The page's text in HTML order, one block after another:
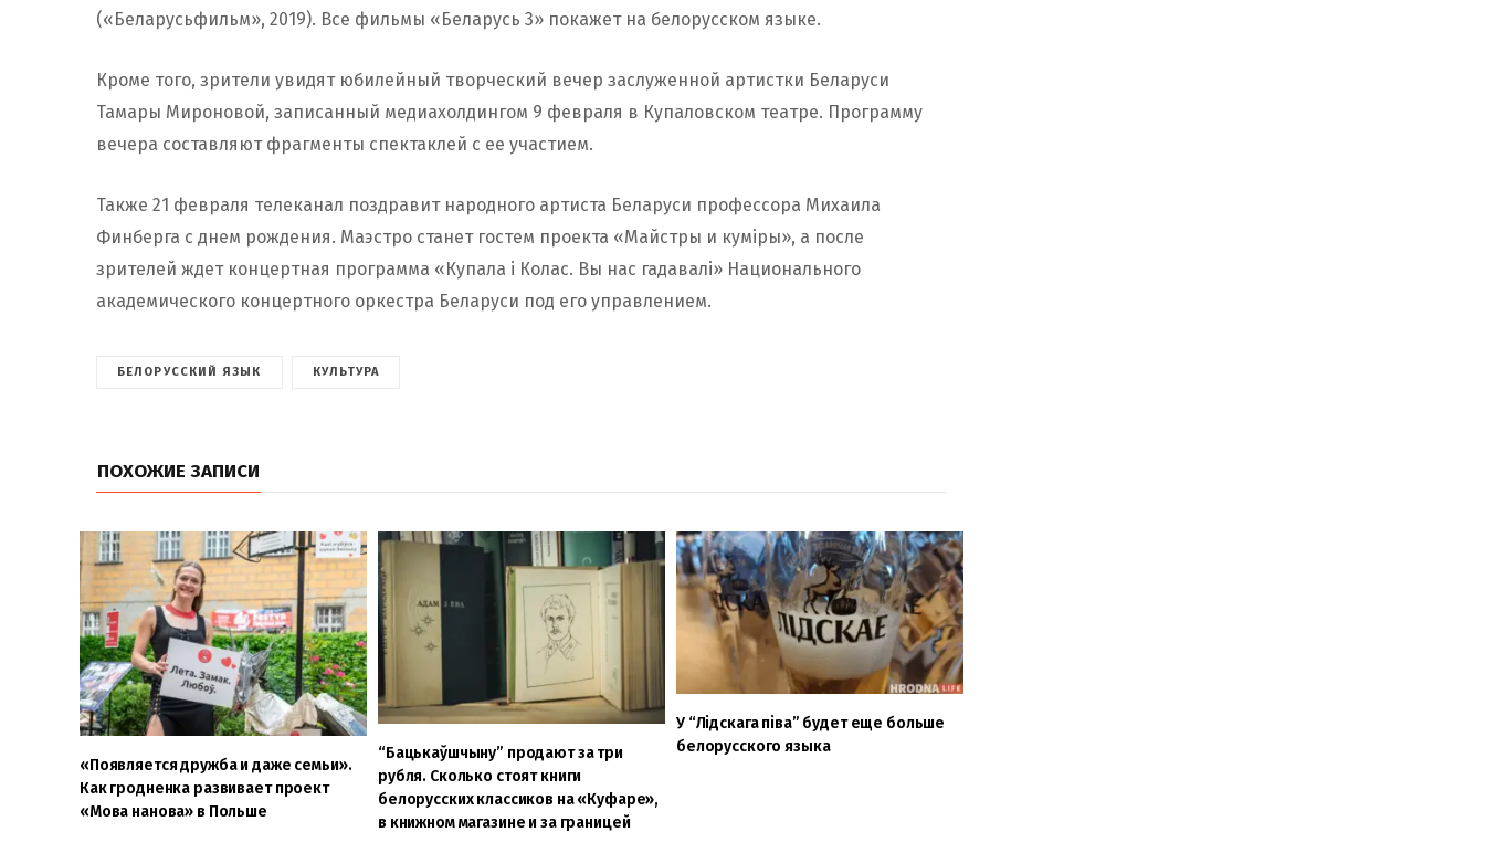
(«Беларусьфильм», 2019). Все фильмы «Беларусь 3» покажет на белорусском языке.
Кроме того, зрители увидят юбилейный творческий вечер заслуженной артистки Беларуси
Тамары Мироновой, записанный медиахолдингом 9 февраля в Купаловском театре. Программу
вечера составляют фрагменты спектаклей с ее участием.
Также 21 февраля телеканал поздравит народного артиста Беларуси профессора Михаила
Финберга с днем рождения. Маэстро станет гостем проекта «Майстры и куміры», а после
зрителей ждет концертная программа «Купала і Колас. Вы нас гадавалі» Национального
академического концертного оркестра Беларуси под его управлением.
БЕЛОРУССКИЙ ЯЗЫК КУЛЬТУРА
ПОХОЖИЕ ЗАПИСИ
«Появляется дружба и даже семьи».
Как гродненка развивает проект
«Мова нанова» в Польше
“Бацькаўшчыну” продают за три
рубля. Сколько стоят книги
белорусских классиков на «Куфаре»,
в книжном магазине и за границей
У “Лідскага піва” будет еще больше
белорусского языка